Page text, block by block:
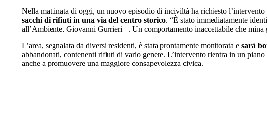
Nella mattinata di oggi, un nuovo episodio di inciviltà ha richiesto l’intervento
sacchi di rifiuti in una via del centro storico. “È stato immediatamente
all’Ambiente, Giovanni Gurrieri –. Un comportamento inaccettabile che
L’area, segnalata da diversi residenti, è stata prontamente monitorata e sarà
abbandonati, contenenti rifiuti di vario genere. L’intervento rientra in un
anche a promuovere una maggiore consapevolezza civica.